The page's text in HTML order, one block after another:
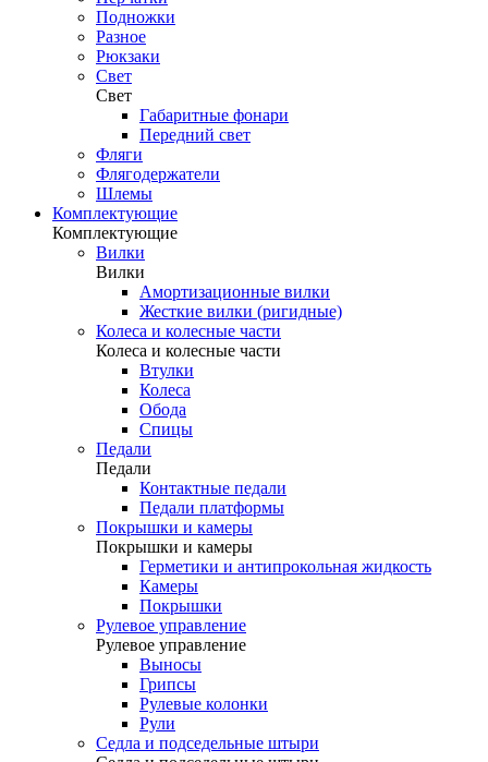
Подножки
Разное
Рюкзаки
Свет
Свет
Габаритные фонари
Передний свет
Фляги
Флягодержатели
Шлемы
Комплектующие
Комплектующие
Вилки
Вилки
Амортизационные вилки
Жесткие вилки (ригидные)
Колеса и колесные части
Колеса и колесные части
Втулки
Колеса
Обода
Спицы
Педали
Педали
Контактные педали
Педали платформы
Покрышки и камеры
Покрышки и камеры
Герметики и антипрокольная жидкость
Камеры
Покрышки
Рулевое управление
Рулевое управление
Выносы
Грипсы
Рулевые колонки
Рули
Седла и подседельные штыри